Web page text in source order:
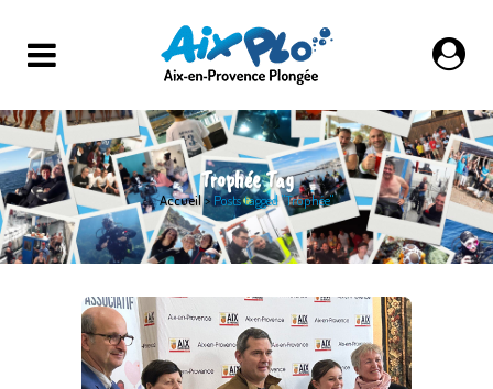
Trophée Tag
Accueil>Posts tagged "Trophée"